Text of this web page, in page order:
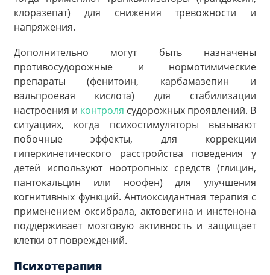
клоразепат) для снижения тревожности и
напряжения.
Дополнительно могут быть назначены
противосудорожные и нормотимические
препараты (фенитоин, карбамазепин и
вальпроевая кислота) для стабилизации
настроения и контроля судорожных проявлений. В
ситуациях, когда психостимуляторы вызывают
побочные эффекты, для коррекции
гиперкинетического расстройства поведения у
детей используют ноотропных средств (глицин,
пантокальцин или ноофен) для улучшения
когнитивных функций. Антиоксидантная терапия с
применением оксибрала, актовегина и инстенона
поддерживает мозговую активность и защищает
клетки от повреждений.
Психотерапия